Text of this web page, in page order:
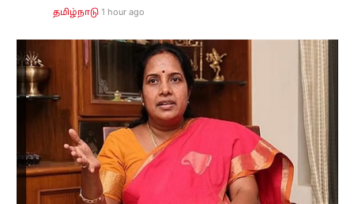
தமிழ்நாடு 1 hour ago